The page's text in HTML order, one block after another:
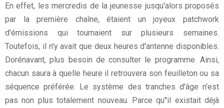
En effet, les mercredis de la jeunesse jusqu'alors proposés
par la première chaîne, étaient un joyeux patchwork
d'émissions qui tournaient sur plusieurs semaines.
Toutefois, il n'y avait que deux heures d'antenne disponibles.
Dorénavant, plus besoin de consulter le programme. Ainsi,
chacun saura à quelle heure il retrouvera son feuilleton ou sa
séquence préférée. Le système des tranches d'âge n'est
pas non plus totalement nouveau. Parce qu''il existait déjà